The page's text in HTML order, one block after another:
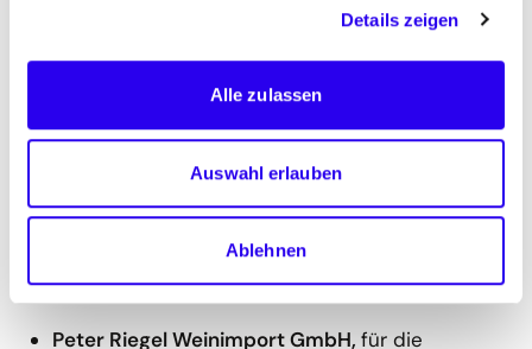
Details zeigen
Alle zulassen
Auswahl erlauben
Ablehnen
erneuerbare Nahwärmeversorgung mit
saisonaler Speicherung
Stadt.Energie.Speicher GmbH und
Überseeinsel GmbH,für die nachhaltige
Quartiersversorgung mit innovativen
Flusswasser-Wärmepumpen
Kategorie 4: Moving forward! – Konzepte für eine
klimaneutrale Zukunft.
Peter Riegel Weinimport GmbH, für die